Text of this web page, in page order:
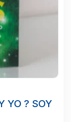
YO ? SOY